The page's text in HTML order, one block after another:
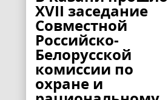
XVII заседание
Совместной
Российско-
Белорусской
комиссии по
охране и